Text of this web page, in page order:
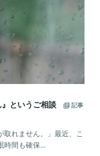
』というご相談
記事
取れません。」最近、こ
時間も確保...